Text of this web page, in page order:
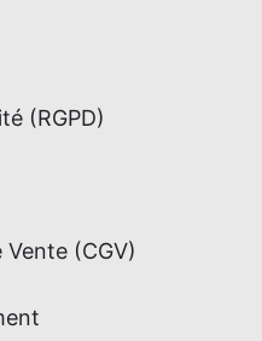
(RGPD)
(CGV)